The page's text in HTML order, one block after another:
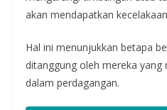
akan mendapatkan
Hal ini menunjukkan betapa
ditanggung oleh mereka yang
dalam perdagangan.